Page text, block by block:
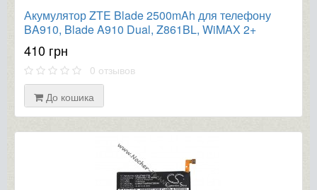
Акумулятор ZTE Blade 2500mAh для телефону
BA910, Blade A910 Dual, Z861BL, WiMAX 2+
410 грн
0 отзывов
До кошика